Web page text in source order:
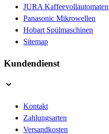
JURA Kaffeevollautomaten
Panasonic Mikrowellen
Hobart Spülmaschinen
Sitemap
Kundendienst
Kontakt
Zahlungsarten
Versandkosten